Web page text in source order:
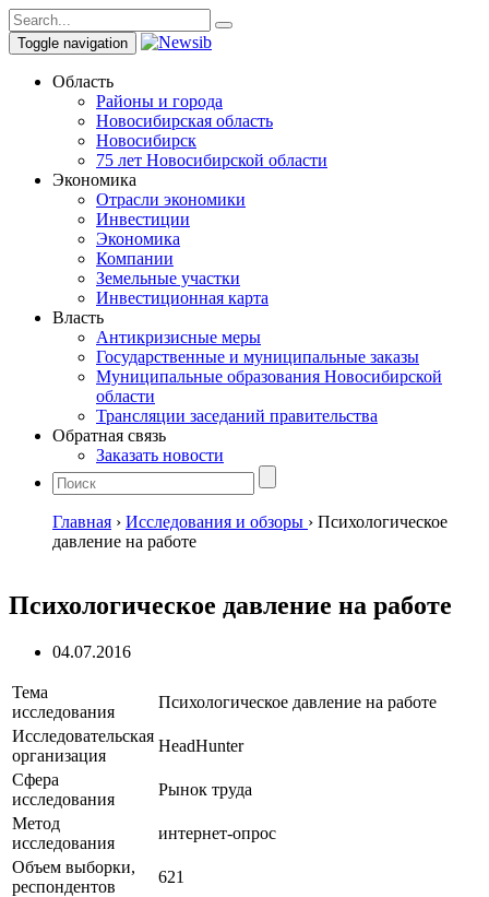
Toggle navigation
Область
Районы и города
Новосибирская область
Новосибирск
75 лет Новосибирской области
Экономика
Отрасли экономики
Инвестиции
Экономика
Компании
Земельные участки
Инвестиционная карта
Власть
Антикризисные меры
Государственные и муниципальные заказы
Муниципальные образования Новосибирской
области
Трансляции заседаний правительства
Обратная связь
Заказать новости
Главная › Исследования и обзоры › Психологическое
давление на работе
Психологическое давление на работе
04.07.2016
Тема
исследования
Психологическое давление на работе
Исследовательская
организация
HeadHunter
Сфера
исследования
Рынок труда
Метод
исследования
интернет-опрос
Объем выборки,
респондентов
621